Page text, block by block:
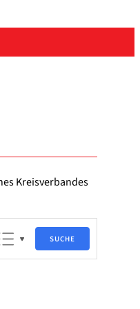
Kreis­ver­ban­des
SUCHE